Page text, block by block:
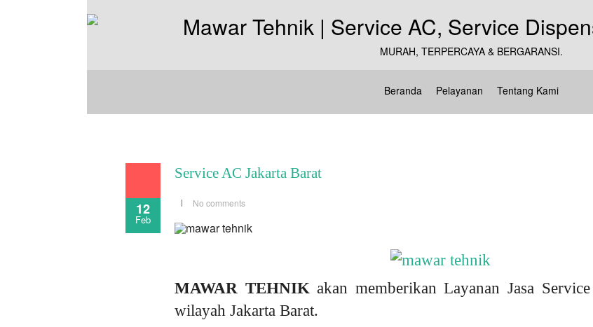
MURAH, TERPERCAYA & BERGARANSI.
Beranda Pelayanan Tentang Kami
12
Feb
Service AC Jakarta Barat
No comments
MAWAR TEHNIKakan memberikan Layanan Jasa
wilayah Jakarta Barat.